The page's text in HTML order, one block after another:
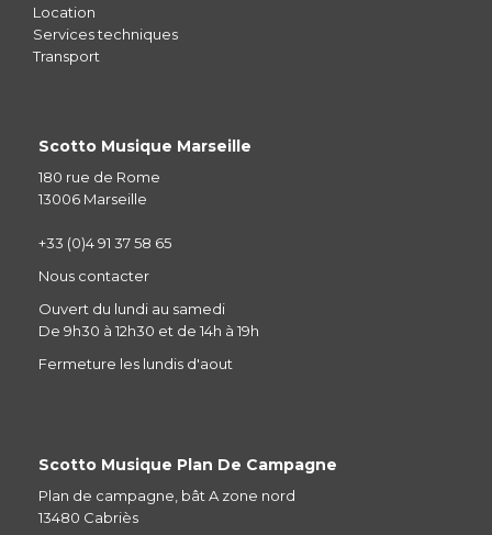
Location
Services techniques
Transport
Scotto Musique Marseille
180 rue de Rome
13006 Marseille
+33 (0)4 91 37 58 65
Nous contacter
Ouvert du lundi au samedi
De 9h30 à 12h30 et de 14h à 19h
Fermeture les lundis d'aout
Scotto Musique Plan De Campagne
Plan de campagne, bât A zone nord
13480 Cabriès